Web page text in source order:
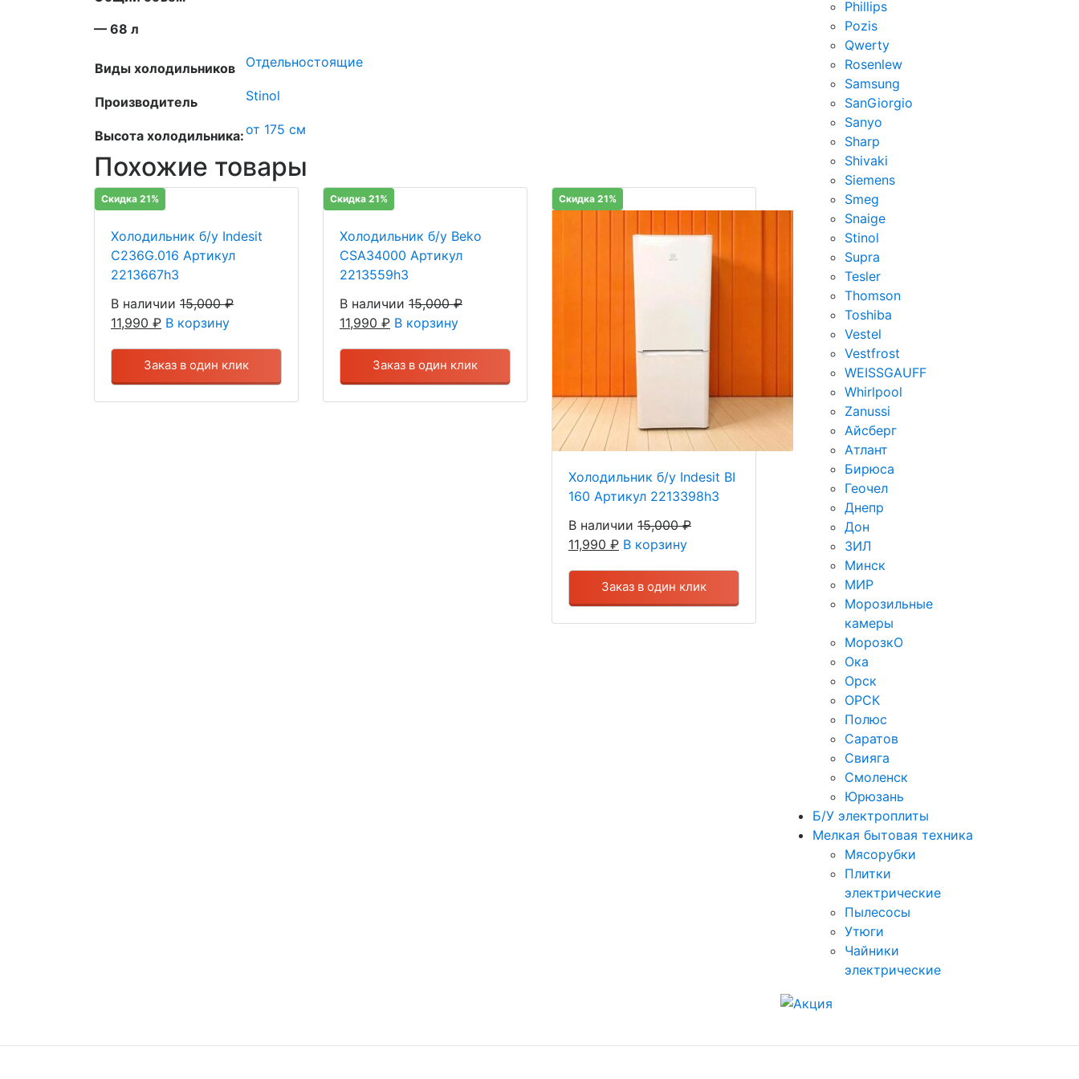
— 68 л
Виды холодильников Отдельностоящие
Производитель Stinol
Высота холодильника:от 175 см
Похожие товары
Скидка 21%
Холодильник б/у Indesit
C236G.016 Артикул
2213667h3
В наличии 15,000₽
11,990 ₽ В корзину
Заказ в один клик
Скидка 21%
Холодильник б/у Beko
CSA34000 Артикул
2213559h3
В наличии 15,000₽
11,990 ₽ В корзину
Заказ в один клик
Скидка 21%
Холодильник б/у Indesit BI
160 Артикул 2213398h3
В наличии 15,000₽
11,990 ₽ В корзину
Заказ в один клик
Phillips
Pozis
Qwerty
Rosenlew
Samsung
SanGiorgio
Sanyo
Sharp
Shivaki
Siemens
Smeg
Snaige
Stinol
Supra
Tesler
Thomson
Toshiba
Vestel
Vestfrost
WEISSGAUFF
Whirlpool
Zanussi
Айсберг
Атлант
Бирюса
Геочел
Днепр
Дон
ЗИЛ
Минск
МИР
Морозильные
камеры
МорозкО
Ока
Орск
ОРСК
Полюс
Саратов
Свияга
Смоленск
Юрюзань
Б/У электроплиты
Мелкая бытовая техника
Мясорубки
Плитки
электрические
Пылесосы
Утюги
Чайники
электрические